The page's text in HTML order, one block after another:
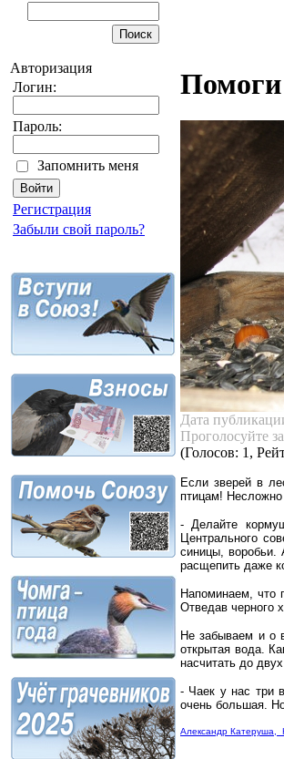
Авторизация
Логин:
Пароль:
Запомнить меня
Регистрация
Забыли свой пароль?
Дата
Проголосуйте
(Голосов: 1,
Если зверей в
птицам! Несложно
- Делайте
Центрального
синицы, воробьи.
расщепить даже
Напоминаем, что
Отведав черного
Не забываем и о
открытая вода.
насчитать до
- Чаек у нас три
очень большая.
Александр Катеруша,